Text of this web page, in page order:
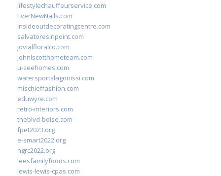
lifestylechauffeurservice.com
EverNewNails.com
insideoutdecoratingcentre.com
salvatoresinpoint.com
jovialfloralco.com
johnlscotthometeam.com
u-seehomes.com
watersportslagonissi.com
mischieffashion.com
eduwyre.com
retro-interiors.com
theblvd-boise.com
fpet2023.org
e-smart2022.org
ngrc2022.org
leesfamilyfoods.com
lewis-lewis-cpas.com